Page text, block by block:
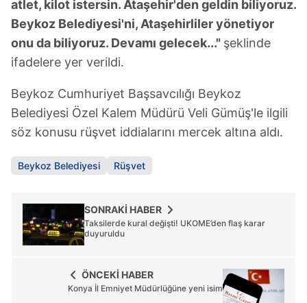
kullanılmaktadır. Diğer çerezler, sitemizin daha işlevsel
kılınması ve kişiselleştirilmesi ve sizlere yönelik
reklam/pazarlama faaliyetlerinin yapılması, amaçlarıyla
sınırlı olarak açık rızanız dahilinde kullanılacaktır.
vasıtasıyla belirleyebilirsiniz. Çerezlere ilişkin detaylı bilgi
için Ayarlar butonuna tıklayabilir,Çerez Bilgilendirme
Metnimiziziyaret edebilirsiniz.
6698 sayılı Kişisel Verilerin Korunması Kanunu uyarınca
almak için lütfentıklayınız .
atlet, kilot istersin. Ataşehir'den geldin biliyoruz.
Beykoz Belediyesi'ni, Ataşehirliler yönetiyor
onu da biliyoruz. Devamı gelecek..." şeklinde
ifadelere yer verildi.
Beykoz Cumhuriyet Başsavcılığı Beykoz
Belediyesi Özel Kalem Müdürü Veli Gümüş'le ilgili
söz konusu rüşvet iddialarını mercek altına aldı.
Beykoz Belediyesi Rüşvet
SONRAKİ HABER
Taksilerde kural değişti! UKOME’den flaş karar
duyuruldu
ÖNCEKİ HABER
Konya İl Emniyet Müdürlüğüne yeni isim